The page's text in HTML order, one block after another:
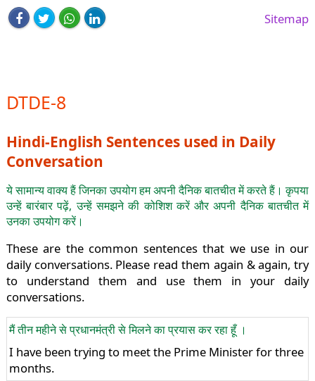
Sitemap
DTDE-8
Hindi-English Sentences used in Daily
Conversation
ये सामान्य वाक्य हैं जिनका उपयोग हम अपनी दैनिक बातचीत में करते हैं। कृपया
उन्हें बारंबार पढ़ें, उन्हें समझने की कोशिश करें और अपनी दैनिक बातचीत में
उनका उपयोग करें।
These are the common sentences that we use in our
daily conversations. Please read them again & again, try
to understand them and use them in your daily
conversations.
मैं तीन महीने से प्रधानमंत्री से मिलने का प्रयास कर रहा हूँ ।
I have been trying to meet the Prime Minister for three
months.